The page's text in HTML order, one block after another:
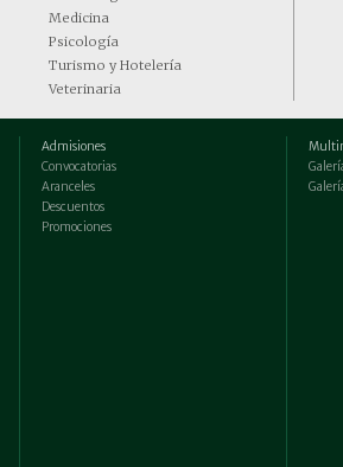
Medicina
Psicología
Turismo y Hotelería
Veterinaria
Admisiones
Convocatorias
Aranceles
Descuentos
Promociones